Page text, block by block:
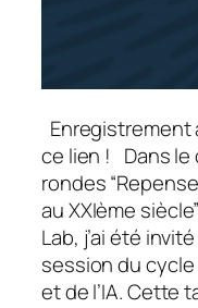
Enregistrement
ce lien ! Dans le
rondes
au XXIème
Lab, j’ai été
session du
et de l’IA. Cette